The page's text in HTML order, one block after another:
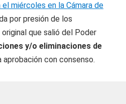
miércoles en la Cámara de
por presión de los
que salió del Poder
y/o eliminaciones de
aprobación con consenso.